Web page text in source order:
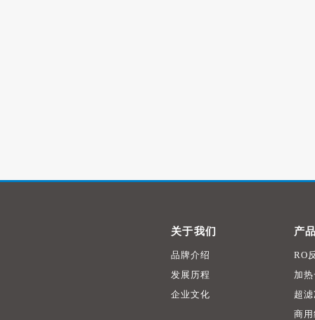
关于我们
品牌介绍
发展历程
企业文化
产
RO
加
超
商